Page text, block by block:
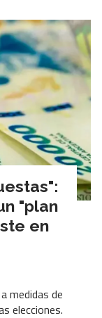
"plan
en
medidas de
elecciones.